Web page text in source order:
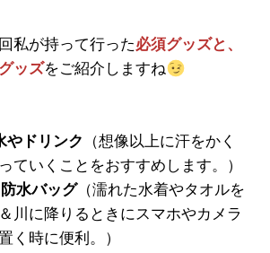
私が持って行った必須グッズと、
ッズをご紹介しますね
やドリンク （想像以上に汗をかく
ていくことをおすすめします。）
水バッグ（濡れた水着やタオルを
川に降りるときにスマホやカメラ
く時に便利。）